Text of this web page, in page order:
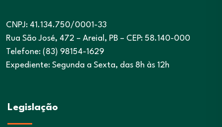
CNPJ: 41.134.750/0001-33
Rua São José, 472 – Areial, PB – CEP: 58.140-000
Telefone: (83) 98154-1629
Expediente: Segunda a Sexta, das 8h às 12h
Legislação